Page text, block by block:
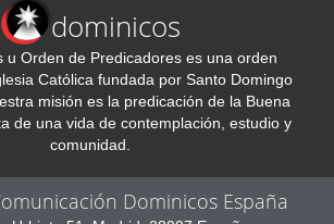
dominicos
u Orden de Predicadores es una orden
Católica fundada por Santo Domingo
misión es la predicación de la Buena
de una vida de contemplación, estudio y
comunidad.
Dominicos España